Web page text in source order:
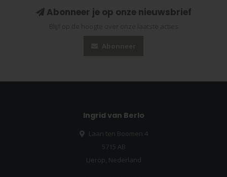
Abonneer je op onze nieuwsbrief
Ingrid van Berlo
Laan ten Boomen 4
5715 AB
Lierop, Nederland